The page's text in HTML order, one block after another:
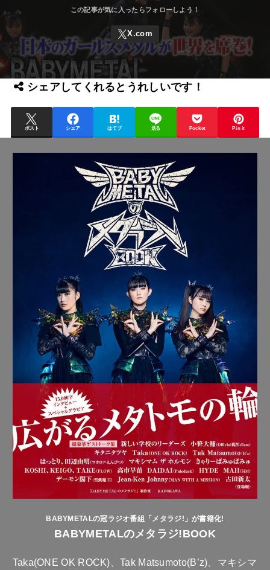
シェアしてくれるとうれしいです！
ポスト シェア はてブ 送る Pocket Pin it
BABYMETALの冠ラジオ番組「メタラジ!」が書籍化!
BABYMETALのメタラジ!BOOK
Taka(ONE OK ROCK)、Tak Matsumoto(B’z)、マキシマ